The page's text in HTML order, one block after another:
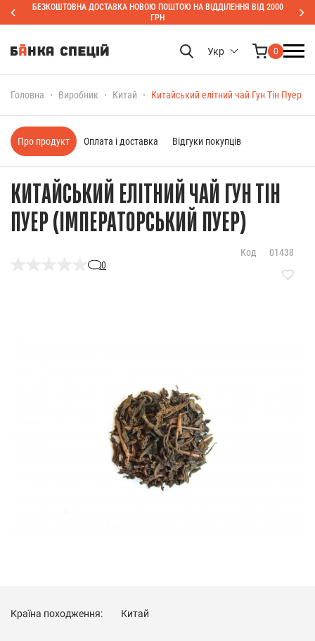
БЕЗКОШТОВНА ДОСТАВКА НОВОЮ ПОШТОЮ НА ВІДДІЛЕННЯ ВІД 2000
ГРН
Укр 0
Головна Виробник Китай Китайський елітний чай Гун Тін Пуер
КИТАЙСЬКИЙ ЕЛІТНИЙ ЧАЙ ГУН ТІН
ПУЕР (ІМПЕРАТОРСЬКИЙ ПУЕР)
0
Код 01438
Країна походження: Китай
Про продукт Оплата і доставка Відгуки покупців